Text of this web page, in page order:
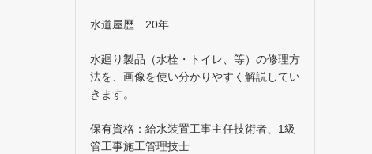
水道屋歴 20年
水廻り製品（水栓・トイレ、等）の修理方
法を、画像を使い分かりやすく解説してい
きます。
保有資格：給水装置工事主任技術者、1級
管工事施工管理技士